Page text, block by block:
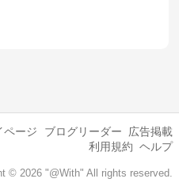
ページ ブログリーダー
広告掲載
利用規約 ヘルプ
© 2026 "@With" All rights reserved.